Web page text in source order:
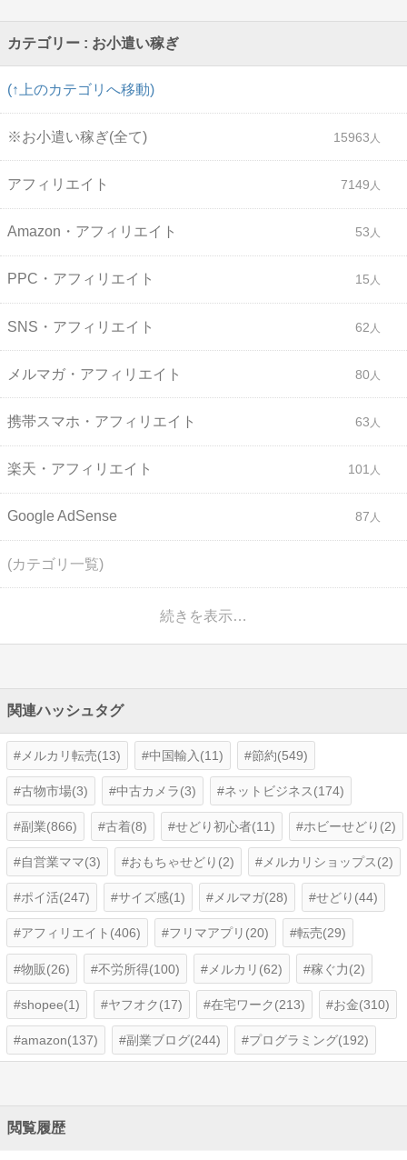
カテゴリー : お小遣い稼ぎ
(↑上のカテゴリへ移動)
※お小遣い稼ぎ(全て) 15963
アフィリエイト 7149
Amazon・アフィリエイト 53
PPC・アフィリエイト 15
SNS・アフィリエイト 62
メルマガ・アフィリエイト 80
携帯スマホ・アフィリエイト 63
楽天・アフィリエイト 101
Google AdSense 87
(カテゴリ一覧)
続きを表示…
関連ハッシュタグ
メルカリ転売(13) 中国輸入(11) 節約(549)
古物市場(3) 中古カメラ(3) ネットビジネス(174)
副業(866) 古着(8) せどり初心者(11) ホビーせどり(2)
自営業ママ(3) おもちゃせどり(2) メルカリショップス(2)
ポイ活(247) サイズ感(1) メルマガ(28) せどり(44)
アフィリエイト(406) フリマアプリ(20) 転売(29)
物販(26) 不労所得(100) メルカリ(62) 稼ぐ力(2)
shopee(1) ヤフオク(17) 在宅ワーク(213) お金(310)
amazon(137) 副業ブログ(244) プログラミング(192)
閲覧履歴